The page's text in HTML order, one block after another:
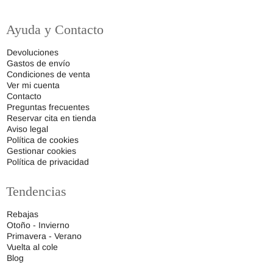
Ayuda y Contacto
Devoluciones
Gastos de envío
Condiciones de venta
Ver mi cuenta
Contacto
Preguntas frecuentes
Reservar cita en tienda
Aviso legal
Política de cookies
Gestionar cookies
Política de privacidad
Tendencias
Rebajas
Otoño - Invierno
Primavera - Verano
Vuelta al cole
Blog